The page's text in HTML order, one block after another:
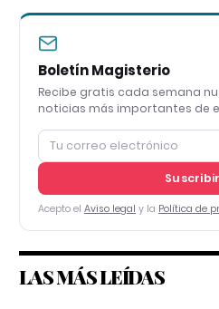
Boletín Magisterio
Recibe gratis cada semana
noticias más importantes de
Acepto el Aviso legal y la Política de
LAS MÁS LEÍDAS